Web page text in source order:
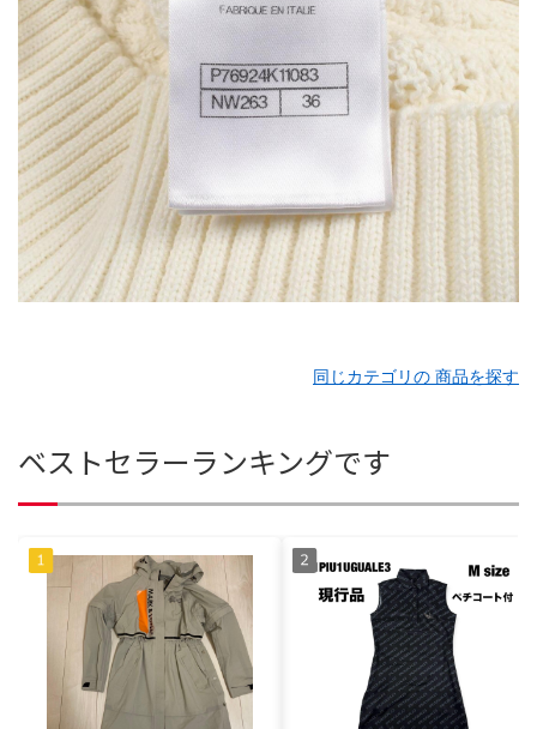
同じカテゴリの 商品を探す
ベストセラーランキングです